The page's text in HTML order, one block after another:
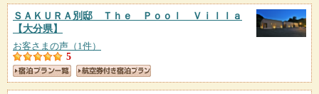
ＳＡＫＵＲＡ別邸 Ｔｈｅ Ｐｏｏｌ Ｖｉｌｌａ
【大分県】
お客さまの声（1件）
5